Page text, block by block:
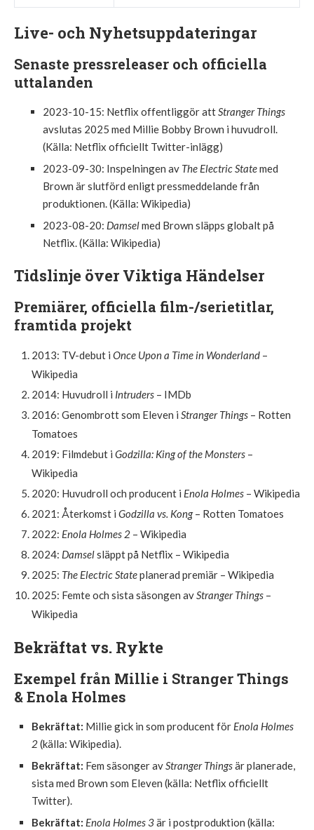
Live- och Nyhetsuppdateringar
Senaste pressreleaser och officiella
uttalanden
2023-10-15: Netflix offentliggör attStranger Things
avslutas 2025 med Millie Bobby Brown i huvudroll.
(Källa: Netflix officiellt Twitter-inlägg)
2023-09-30: Inspelningen av The Electric Statemed
Brown är slutförd enligt pressmeddelande från
produktionen. (Källa: Wikipedia)
2023-08-20: Damselmed Brown släpps globalt på
Netflix. (Källa: Wikipedia)
Tidslinje över Viktiga Händelser
Premiärer, officiella film-/serietitlar,
framtida projekt
2013: TV-debut i Once Upon a Time in Wonderland –
Wikipedia
2014: Huvudroll i Intruders – IMDb
2016: Genombrott som Eleven i Stranger Things – Rotten
Tomatoes
2019: Filmdebut i Godzilla: King of the Monsters –
Wikipedia
2020: Huvudroll och producent i Enola Holmes – Wikipedia
2021: Återkomst i Godzilla vs. Kong– Rotten Tomatoes
2022: Enola Holmes 2 – Wikipedia
2024: Damselsläppt på Netflix – Wikipedia
2025: The Electric Stateplanerad premiär – Wikipedia
2025: Femte och sista säsongen avStranger Things –
Wikipedia
Bekräftat vs. Rykte
Exempel från Millie i Stranger Things
& Enola Holmes
Bekräftat: Millie gick in som producent för Enola Holmes
2(källa: Wikipedia).
Bekräftat: Fem säsonger avStranger Thingsär planerade,
sista med Brown som Eleven (källa: Netflix officiellt
Twitter).
Bekräftat: Enola Holmes 3är i postproduktion (källa: